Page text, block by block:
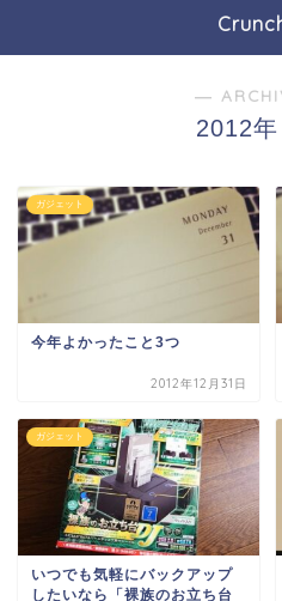
―
2012年
ガジェット
今年よかったこと3つ
2012年12月31日
ガジェット
いつでも気軽にバックアップ
したいなら「裸族のお立ち台